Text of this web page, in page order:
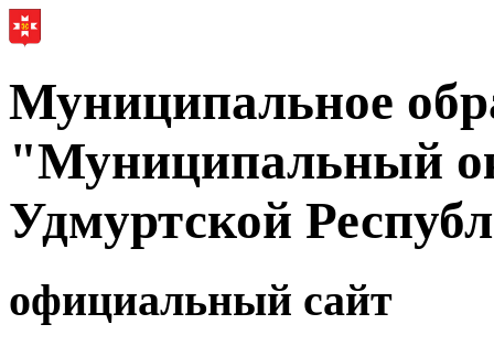
Муниципальное
"Муниципальный
Удмуртской
официальный сайт